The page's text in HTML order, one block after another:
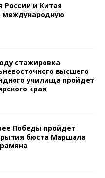
России и Китая
международную
стажировка
высшего
училища пройдет
края
Победы пройдет
бюста Маршала